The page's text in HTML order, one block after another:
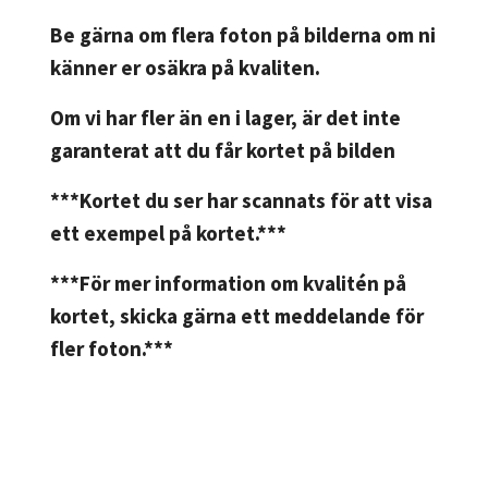
Be gärna om flera foton på bilderna om ni
känner er osäkra på kvaliten.
Om vi har fler än en i lager, är det inte
garanterat att du får kortet på bilden
***Kortet du ser har scannats för att visa
ett exempel på kortet.***
***För mer information om kvalitén på
kortet, skicka gärna ett meddelande för
fler foton.***